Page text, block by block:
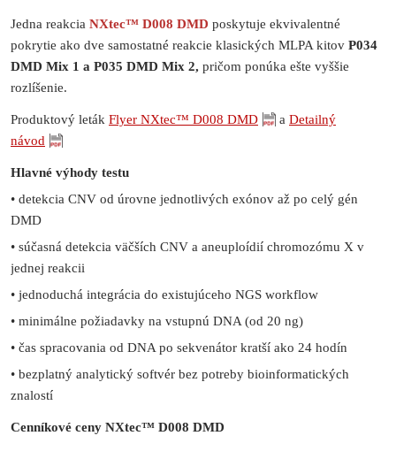
Jedna reakcia NXtec™ D008 DMD poskytuje ekvivalentné
pokrytie ako dve samostatné reakcie klasických MLPA kitov P034
DMD Mix 1 a P035 DMD Mix 2, pričom ponúka ešte vyššie
rozlíšenie.
Produktový leták Flyer NXtec™ D008 DMD a Detailný
návod
Hlavné výhody testu
• detekcia CNV od úrovne jednotlivých exónov až po celý gén
DMD
• súčasná detekcia väčších CNV a aneuploídií chromozómu X v
jednej reakcii
• jednoduchá integrácia do existujúceho NGS workflow
• minimálne požiadavky na vstupnú DNA (od 20 ng)
• čas spracovania od DNA po sekvenátor kratší ako 24 hodín
• bezplatný analytický softvér bez potreby bioinformatických
znalostí
Cenníkové ceny NXtec™ D008 DMD